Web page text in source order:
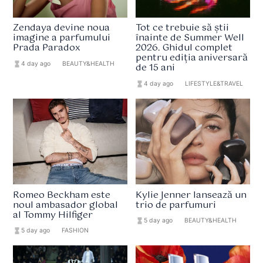
Zendaya devine noua
imagine a parfumului
Prada Paradox
hourglass_full4 day ago BEAUTY&HEALTH
Tot ce trebuie să știi
înainte de Summer Well
2026. Ghidul complet
pentru ediția aniversară
de 15 ani
hourglass_full 4 day ago LIFESTYLE&TRAVEL
Romeo Beckham este
noul ambasador global
al Tommy Hilfiger
hourglass_full 5 day ago FASHION
Kylie Jenner lansează un
trio de parfumuri
hourglass_full 5 day ago BEAUTY&HEALTH